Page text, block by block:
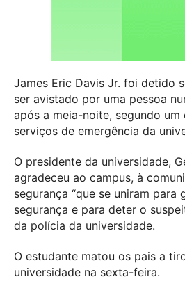
James Eric Davis Jr. foi detido
ser avistado por uma pessoa
após a meia-noite, segundo
serviços de emergência da
O presidente da universidade,
agradeceu ao campus, à
segurança “que se uniram para
segurança e para deter o
da polícia da universidade.
O estudante matou os pais a
universidade na sexta-feira.